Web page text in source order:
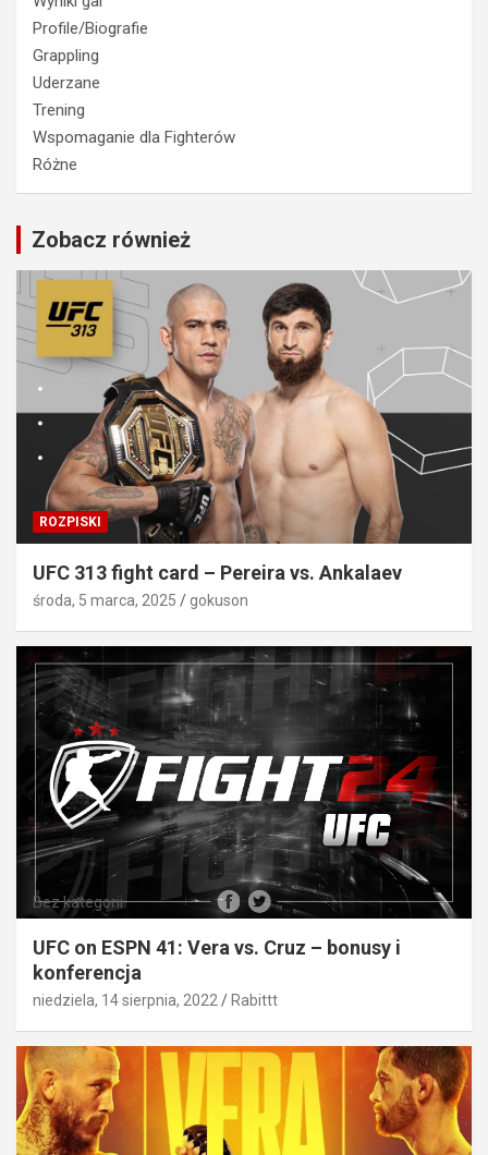
Profile/Biografie
Grappling
Uderzane
Trening
Wspomaganie dla Fighterów
Różne
Zobacz również
ROZPISKI
UFC 313 fight card – Pereira vs. Ankalaev
środa, 5 marca, 2025 gokuson
Bez kategorii
UFC on ESPN 41: Vera vs. Cruz – bonusy i
konferencja
niedziela, 14 sierpnia, 2022 Rabittt